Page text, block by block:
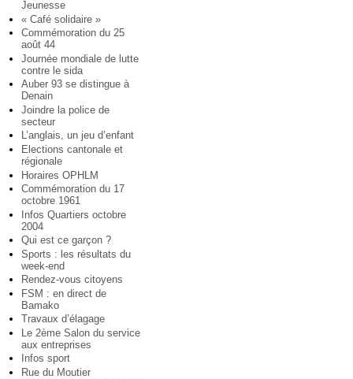
Jeunesse
« Café solidaire »
Commémoration du 25
août 44
Journée mondiale de lutte
contre le sida
Auber 93 se distingue à
Denain
Joindre la police de
secteur
L’anglais, un jeu d’enfant
Elections cantonale et
régionale
Horaires OPHLM
Commémoration du 17
octobre 1961
Infos Quartiers octobre
2004
Qui est ce garçon ?
Sports : les résultats du
week-end
Rendez-vous citoyens
FSM : en direct de
Bamako
Travaux d’élagage
Le 2ème Salon du service
aux entreprises
Infos sport
Rue du Moutier